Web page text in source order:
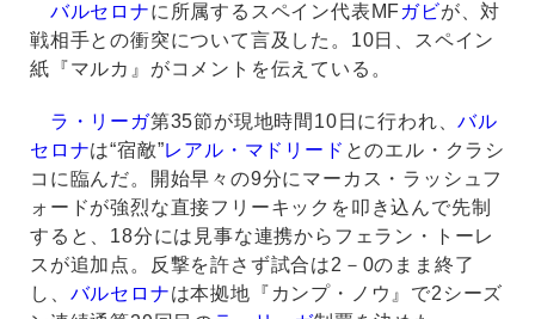
バルセロナに所属するスペイン代表MFガビが、対
戦相手との衝突について言及した。10日、スペイン
紙『マルカ』がコメントを伝えている。
ラ・リーガ第35節が現地時間10日に行われ、バル
セロナは“宿敵”レアル・マドリード とのエル・クラシ
コに臨んだ。開始早々の9分にマーカス・ラッシュフ
ォードが強烈な直接フリーキックを叩き込んで先制
すると、18分には見事な連携からフェラン・トーレ
スが追加点。反撃を許さず試合は2－0のまま終了
し、 バルセロナは本拠地『カンプ・ノウ』で2シーズ